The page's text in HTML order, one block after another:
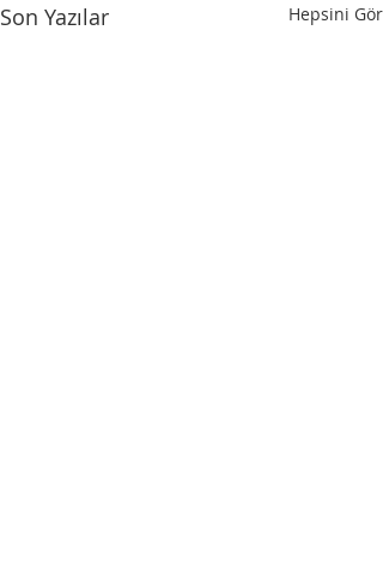
Son Yazılar Hepsini Gör